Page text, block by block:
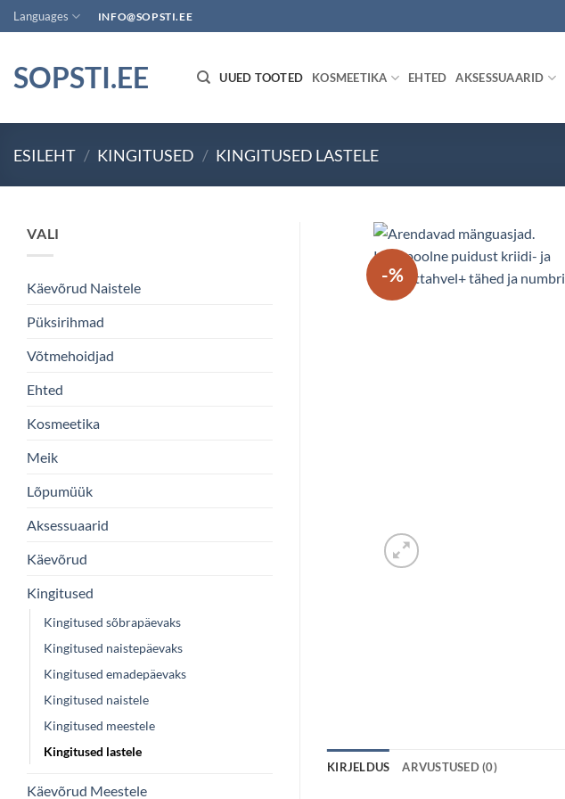
Skip
to
Languages INFO@SOPSTI.EE
SOPSTI.EE UUED TOOTED KOSMEETIKA EHTED AKSESSUAARID
ESILEHT / KINGITUSED / KINGITUSED LASTELE
VALI
Käevõrud Naistele
Püksirihmad
Võtmehoidjad
Ehted
Kosmeetika
Meik
Lõpumüük
Aksessuaarid
Käevõrud
Kingitused
Kingitused sõbrapäevaks
Kingitused naistepäevaks
Kingitused emadepäevaks
Kingitused naistele
Kingitused meestele
Kingitused lastele
Käevõrud Meestele
-%
KIRJELDUS ARVUSTUSED (0)